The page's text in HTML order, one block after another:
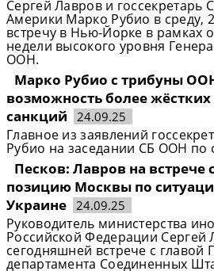
Сергей Лавров и
Америки Марко Рубио в среду,
встречу в Нью-Йорке в рамках
недели высокого уровня
ООН.
Марко Рубио с трибуны
возможность более
санкций
24.09.25
Главное из заявлений
Рубио на заседании СБ ООН по
Песков: Лавров на встрече
позицию Москвы по
Украине 24.09.25
Руководитель министерства
Российской Федерации Сергей
сегодняшней встрече с главой
департамента Соединенных